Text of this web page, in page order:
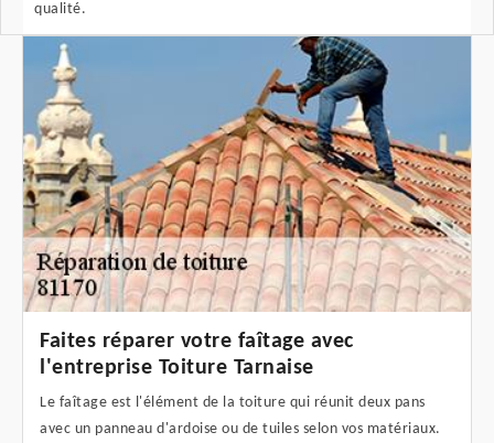
qualité.
Faites réparer votre faîtage avec
l'entreprise Toiture Tarnaise
Le faîtage est l'élément de la toiture qui réunit deux pans
avec un panneau d'ardoise ou de tuiles selon vos matériaux.